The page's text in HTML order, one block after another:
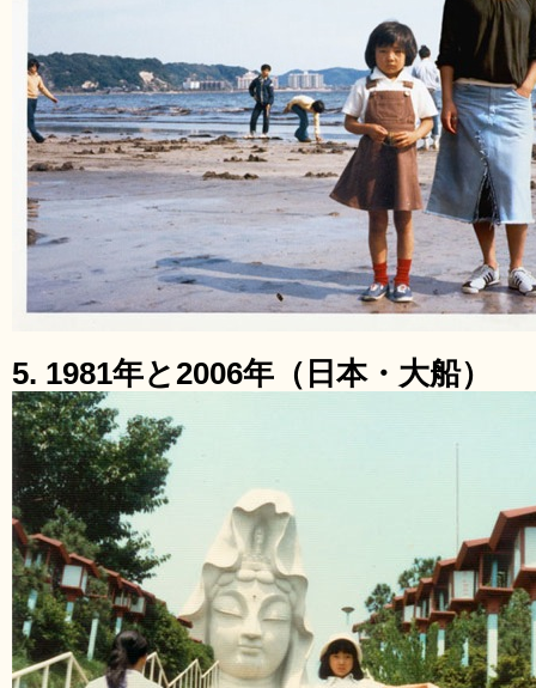
5. 1981年と2006年（日本・大船）